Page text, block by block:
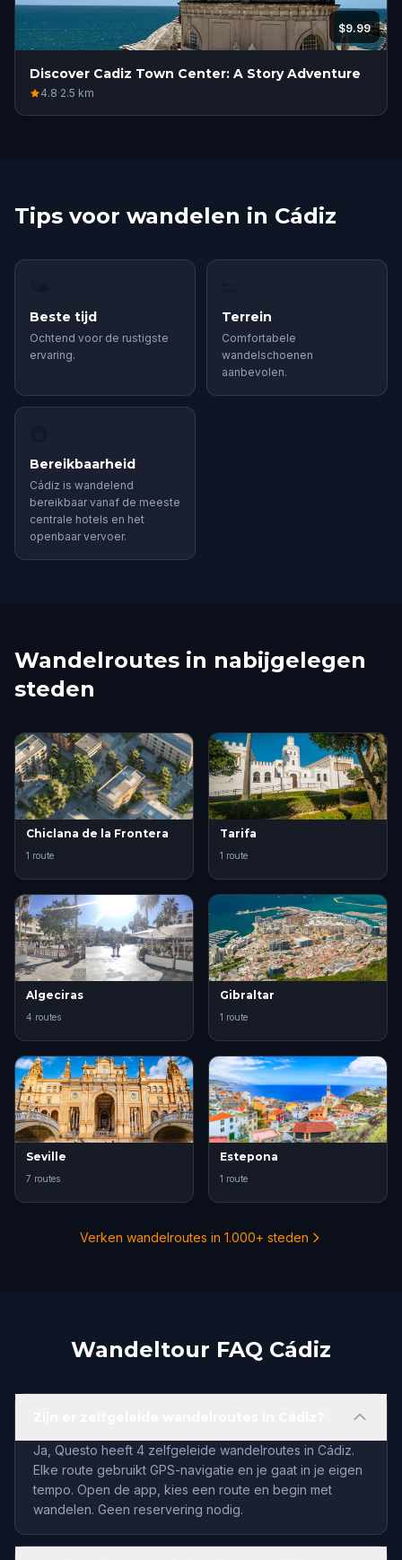
$9.99
Discover Cadiz Town Center: A Story Adventure
4.8·2.5 km
Tips voor wandelen in Cádiz
Beste tijd
Ochtend voor de rustigste
ervaring.
Terrein
Comfortabele
wandelschoenen
aanbevolen.
Bereikbaarheid
Cádiz is wandelend
bereikbaar vanaf de meeste
centrale hotels en het
openbaar vervoer.
Wandelroutes in nabijgelegen
steden
Chiclana de la Frontera
1 route
Tarifa
1 route
Algeciras
4 routes
Gibraltar
1 route
Seville
7 routes
Estepona
1 route
Verken wandelroutes in 1.000+ steden
Wandeltour FAQ Cádiz
Ja, Questo heeft 4 zelfgeleide wandelroutes in Cádiz.
Elke route gebruikt GPS-navigatie en je gaat in je eigen
tempo. Open de app, kies een route en begin met
wandelen. Geen reservering nodig.